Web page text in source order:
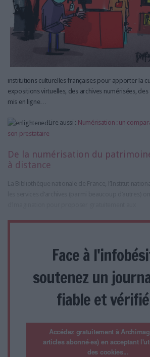
institutions culturelles françaises pour apporter la
expositions virtuelles, des archives numérisées,
mis en ligne…
Lire aussi : Numérisation : un
son prestataire
De la numérisation du
à distance
La Bibliothèque nationale de France, l’Institut
Face à
soutenez un
fiable et
Accédez gratuitement à
articles abonné·es) en acceptant
des cookies...